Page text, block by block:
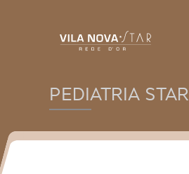
PEDIATRIA STAR